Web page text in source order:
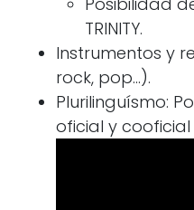
TRINITY.
Instrumentos y
rock, pop…).
Plurilinguísmo:
oficial y